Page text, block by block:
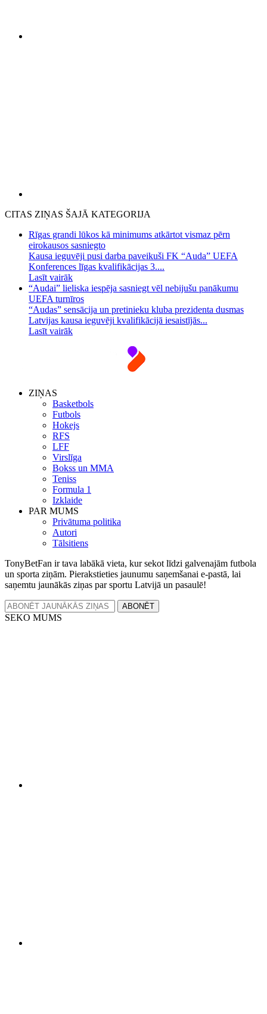
CITAS ZIŅAS ŠAJĀ KATEGORIJA
Rīgas grandi lūkos kā minimums atkārtot vismaz pērn
eirokausos sasniegto
Kausa ieguvēji pusi darba paveikuši FK “Auda” UEFA
Konferences līgas kvalifikācijas 3....
Lasīt vairāk
“Audai” lieliska iespēja sasniegt vēl nebijušu panākumu
UEFA turnīros
“Audas” sensācija un pretinieku kluba prezidenta dusmas
Latvijas kausa ieguvēji kvalifikācijā iesaistījās...
Lasīt vairāk
ZIŅAS
Basketbols
Futbols
Hokejs
RFS
LFF
Virslīga
Bokss un MMA
Teniss
Formula 1
Izklaide
PAR MUMS
Privātuma politika
Autori
Tālsitiens
TonyBetFan ir tava labākā vieta, kur sekot līdzi galvenajām futbola
un sporta ziņām. Pierakstieties jaunumu saņemšanai e-pastā, lai
saņemtu jaunākās ziņas par sportu Latvijā un pasaulē!
ABONĒT
SEKO MUMS